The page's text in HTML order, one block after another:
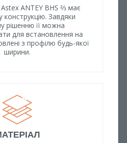
ANTEY BHS ⅔ має
конструкцію. Завдяки
рішенню її можна
для встановлення на
з профілю будь-якої
ширини.